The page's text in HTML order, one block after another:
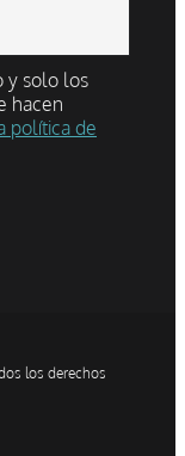
y solo los
hacen
política de
los derechos